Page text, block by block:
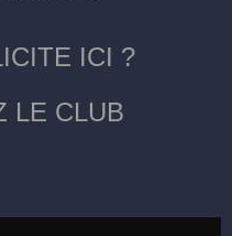
ICI ?
LE CLUB